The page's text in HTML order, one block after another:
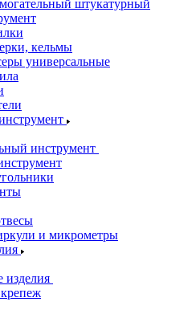
штукатурный
кельмы
универсальные
инструмент
и микрометры